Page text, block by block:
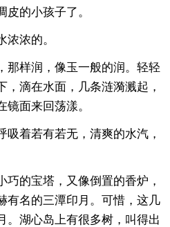
的小孩子了。
浓的。
样润，像玉一般的润。轻轻
滴在水面，几条涟漪溅起，
面来回荡漾。
着若有若无，清爽的水汽，
的宝塔，又像倒置的香炉，
有名的三潭印月。可惜，这几
。湖心岛上有很多树，叫得出